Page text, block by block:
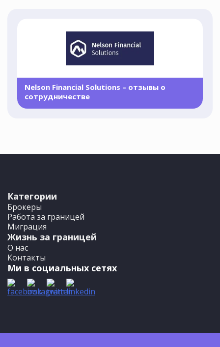
Nelson Financial Solutions – отзывы о
сотрудничестве
Категории
Брокеры
Работа за границей
Миграция
Жизнь за границей
О нас
Контакты
Ми в социальных сетях